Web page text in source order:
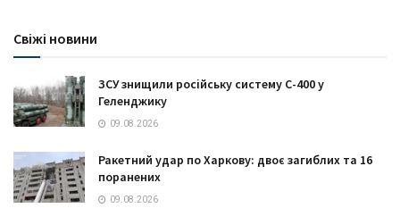
Свіжі новини
ЗСУ знищили російську систему С-400 у
Геленджику
09.08.2026
Ракетний удар по Харкову: двоє загиблих та 16
поранених
09.08.2026